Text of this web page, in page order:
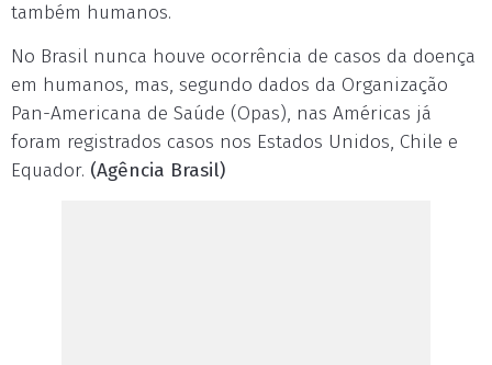
também humanos.
No Brasil nunca houve ocorrência de casos da doença
em humanos, mas, segundo dados da Organização
Pan-Americana de Saúde (Opas), nas Américas já
foram registrados casos nos Estados Unidos, Chile e
Equador. (Agência Brasil)